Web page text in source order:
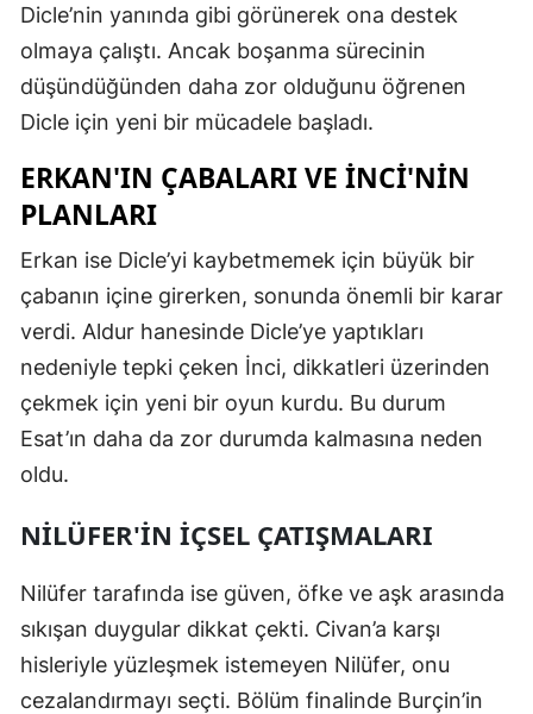
Kastamonu
Kırşehir
Konya
Kütahya
Malatya
Manisa
Muş
Niğde
Dicle’nin yanında gibi görünerek ona destek
olmaya çalıştı. Ancak boşanma sürecinin
düşündüğünden daha zor olduğunu öğrenen
Dicle için yeni bir mücadele başladı.
ERKAN'IN ÇABALARI VE İNCI'NIN
PLANLARI
Erkan ise Dicle’yi kaybetmemek için büyük bir
çabanın içine girerken, sonunda önemli bir karar
verdi. Aldur hanesinde Dicle’ye yaptıkları
nedeniyle tepki çeken İnci, dikkatleri üzerinden
çekmek için yeni bir oyun kurdu. Bu durum
Esat’ın daha da zor durumda kalmasına neden
oldu.
NILÜFER'IN IÇSEL ÇATIŞMALARI
Nilüfer tarafında ise güven, öfke ve aşk arasında
sıkışan duygular dikkat çekti. Civan’a karşı
hisleriyle yüzleşmek istemeyen Nilüfer, onu
cezalandırmayı seçti. Bölüm finalinde Burçin’in